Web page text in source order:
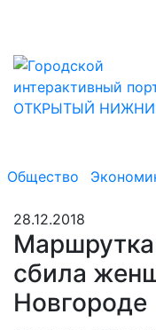
Общество
28.12.2018
сбила
Новгороде